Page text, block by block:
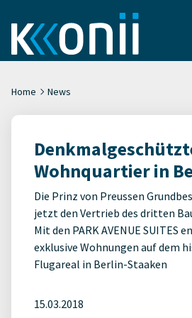
Home News
Wohnquartier in
Die Prinz von Preussen
jetzt den Vertrieb des dritten
Mit den PARK AVENUE SUITES
exklusive Wohnungen auf dem
Flugareal in Berlin-Staaken
15.03.2018